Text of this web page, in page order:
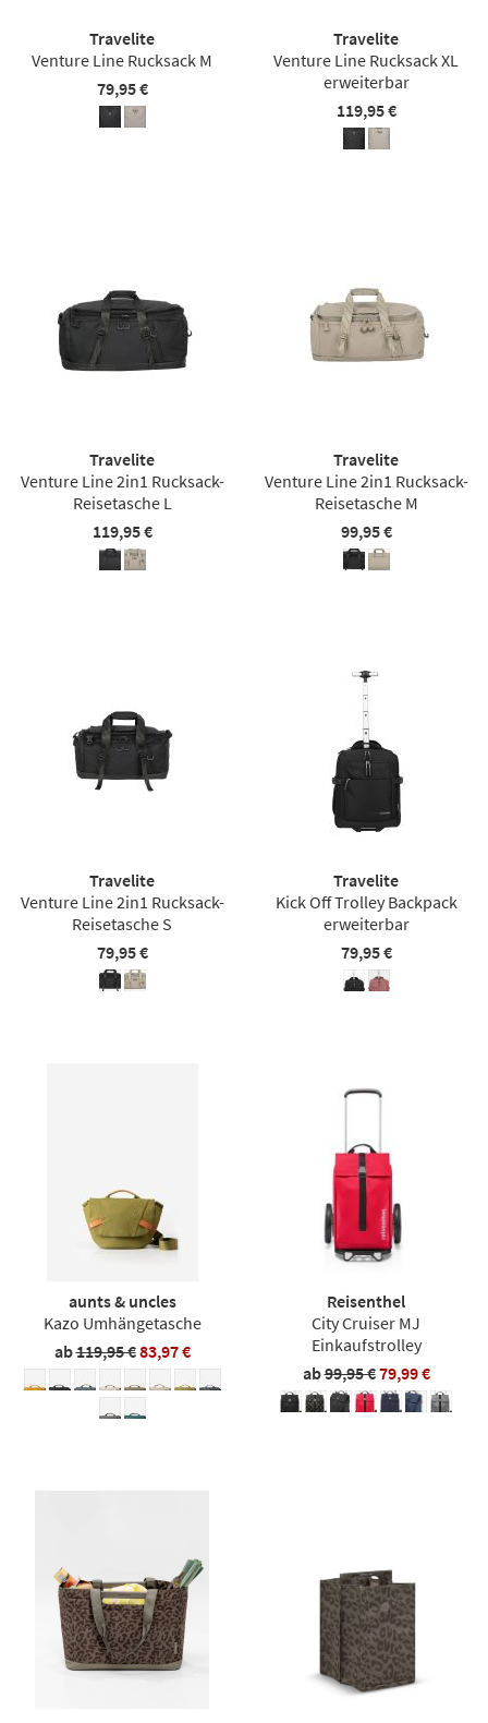
Travelite
Venture Line Rucksack M
79,95 €
Travelite
Venture Line Rucksack XL
erweiterbar
119,95 €
Travelite
Venture Line 2in1 Rucksack-
Reisetasche L
119,95 €
Travelite
Venture Line 2in1 Rucksack-
Reisetasche M
99,95 €
Travelite
Venture Line 2in1 Rucksack-
Reisetasche S
79,95 €
Travelite
Kick Off Trolley Backpack
erweiterbar
79,95 €
aunts & uncles
Kazo Umhängetasche
ab119,95 €83,97 €
Reisenthel
City Cruiser MJ
Einkaufstrolley
ab99,95 €79,99 €